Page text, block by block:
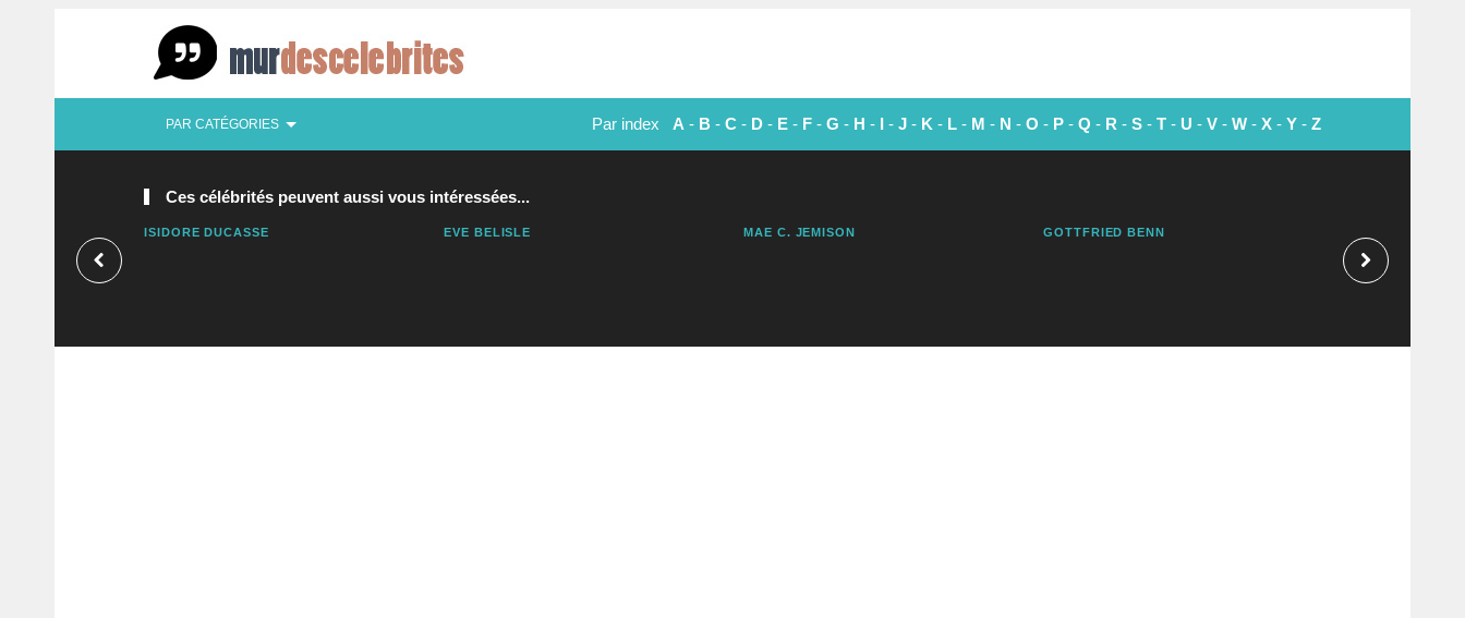
PAR CATÉGORIES Par index A - B - C - D - E - F - G - H - I - J - K - L - M - N - O - P - Q - R - S - T - U - V - W - X - Y - Z
Ces célébrités peuvent aussi vous intéressées...
ISIDORE DUCASSE EVE BELISLE MAE C. JEMISON GOTTFRIED BENN